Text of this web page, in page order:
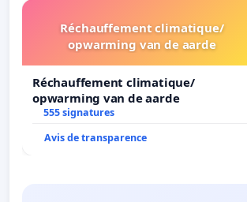
Réchauffement climatique/
opwarming van de aarde
Réchauffement climatique/
opwarming van de aarde
555 signatures
Avis de transparence